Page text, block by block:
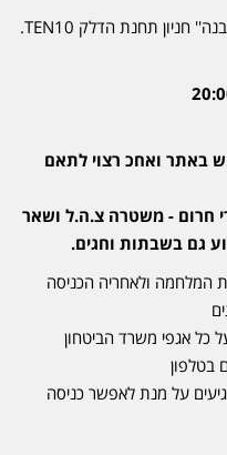
האילן 4 אור עקיבא - מתחם העסקים ''מבנה'' חניון תחנת הדלק TEN10.
באתר ואחכ רצוי לתאם
חרום - משטרה צ.ה.ל ושאר
גם בשבתות וחגים.
המלחמה ולאחריה הכניסה
כל אגפי משרד הביטחון
בטלפון
על מנת לאפשר כניסה